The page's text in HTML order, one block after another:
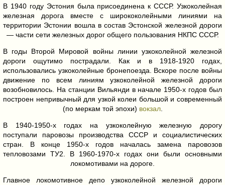
В 1940 году Эстония была присоединена к СССР. Узкоколейная
железная дорога вместе с ширококолейными линиями на
территории Эстонии вошла в состав Эстонской железной дороги
— части сети железных дорог общего пользования НКПС СССР.
В годы Второй Мировой войны линии узкоколейной железной
дороги ощутимо пострадали. Как и в 1918-1920 годах,
использовались узкоколейные бронепоезда. Вскоре после войны
движение по всем линиям узкоколейной железной дороги
возобновилось. На станции Вильянди в начале 1950-х годов был
построен непривычный для узкой колеи большой и современный
(по меркам той эпохи) вокзал.
В 1940-1950-х годах на узкоколейную железную дорогу
поступали паровозы производства СССР и социалистических
стран. В конце 1950-х годов началась замена паровозов
тепловозами ТУ2. В 1960-1970-х годах они были основными
локомотивами на дороге.
Главное локомотивное депо узкоколейной железной дороги